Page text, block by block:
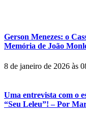
Gerson Menezes: o
Memória de João
8 de janeiro de 2026 às
Uma entrevista com o
“Seu Leleu”! – Por